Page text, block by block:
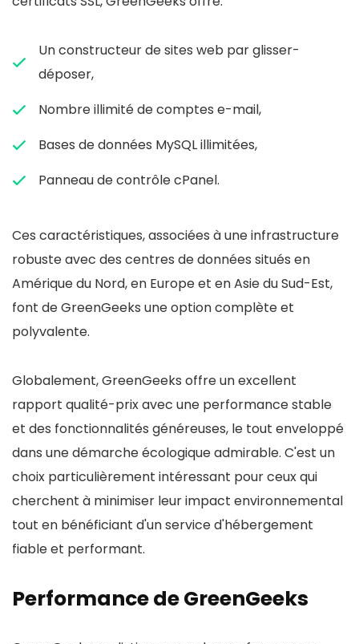
Un constructeur de sites web par glisser-
déposer,
Nombre illimité de comptes e-mail,
Bases de données MySQL illimitées,
Panneau de contrôle cPanel.
Ces caractéristiques, associées à une infrastructure
robuste avec des centres de données situés en
Amérique du Nord, en Europe et en Asie du Sud-Est,
font de GreenGeeks une option complète et
polyvalente.
Globalement, GreenGeeks offre un excellent
rapport qualité-prix avec une performance stable
et des fonctionnalités généreuses, le tout enveloppé
dans une démarche écologique admirable. C'est un
choix particulièrement intéressant pour ceux qui
cherchent à minimiser leur impact environnemental
tout en bénéficiant d'un service d'hébergement
fiable et performant.
Performance de GreenGeeks